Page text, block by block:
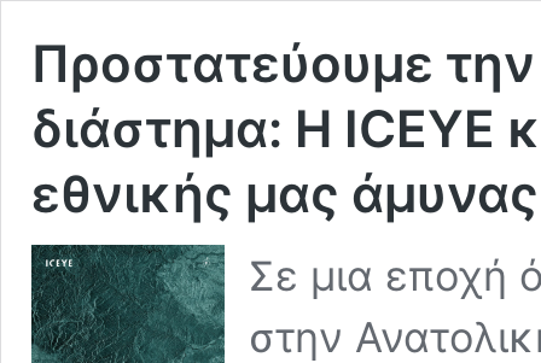
Προστατεύουμε
διάστημα: Η ICEYE
εθνικής μας άμυνας
Σε μια εποχή
στην